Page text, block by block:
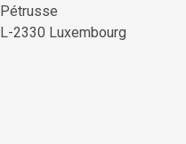
Pétrusse
L-2330 Luxembourg